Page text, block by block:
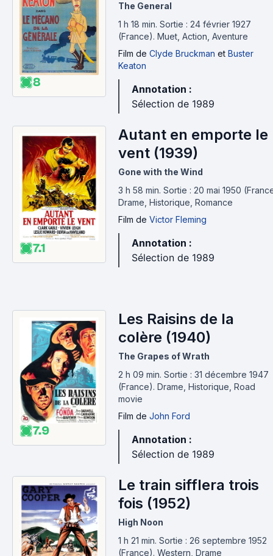
8
The General
1 h 18 min. Sortie : 24 février 1927
(France). Muet, Action, Aventure
Film de Clyde Bruckman et Buster
Keaton
Annotation :
Sélection de 1989
7.1
Autant en emporte le
vent (1939)
Gone with the Wind
3 h 58 min. Sortie : 20 mai 1950
Drame, Historique, Romance
Film de Victor Fleming
Annotation :
Sélection de 1989
7.9
Les Raisins de la
colère (1940)
The Grapes of Wrath
2 h 09 min. Sortie : 31 décembre 1947
(France). Drame, Historique, Road
movie
Film de John Ford
Annotation :
Sélection de 1989
Le train sifflera trois
fois (1952)
High Noon
1 h 21 min. Sortie : 26 septembre 1952
(France). Western, Drame